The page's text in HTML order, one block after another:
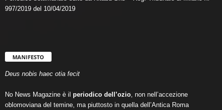
997/2019 del 10/04/2019
MANIFESTO
Deus nobis haec otia fecit
No News Magazine è il periodico dell’ozio , non nell’accezione
oblomoviana del temine, ma piuttosto in quella dell’Antica Roma